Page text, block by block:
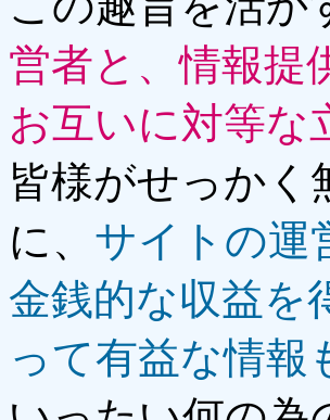
営者と、情報提
お互いに対等な
皆様がせっかく
に、 サイトの運
金銭的な収益を
って有益な情報